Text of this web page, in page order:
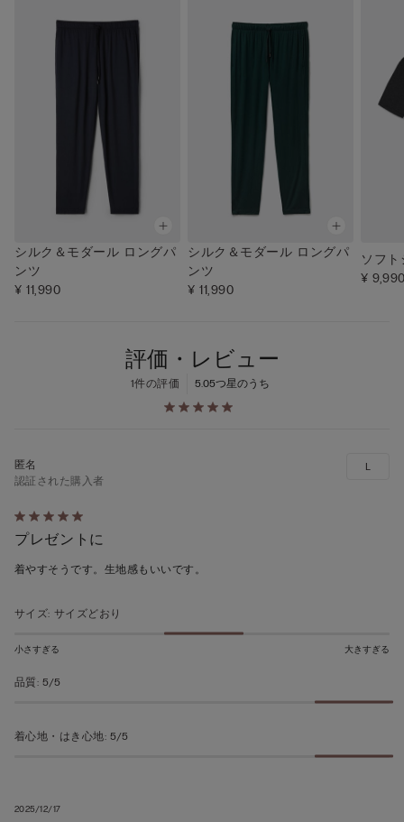
シルク＆モダール ロングパ
ンツ
¥ 11,990
シルク＆モダール ロングパ
ンツ
¥ 11,990
ソフ
¥
評価・レビュー
5.05つ星のうち
1件の評価
5
段
階
う
5
評
2025/12/17
認証された購入者
プレゼントに
着やすそうです。生地感もいいです。
L
サイズ: サイズどおり
小さすぎる 大きすぎる
品質: 5/5
着心地・はき心地: 5/5